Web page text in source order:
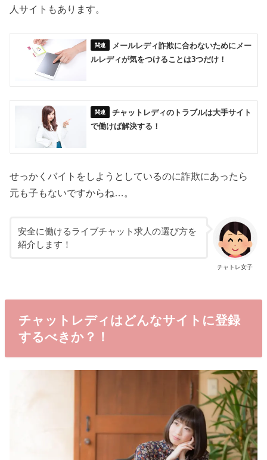
人サイトもあります。
メールレディ詐欺に合わないためにメー
ルレディが気をつけることは3つだけ！
チャットレディのトラブルは大手サイト
で働けば解決する！
せっかくバイトをしようとしているのに詐欺にあったら
元も子もないですからね…。
チャトレ女子
安全に働けるライブチャット求人の選び方を
紹介します！
チャットレディはどんなサイトに登録
するべきか？！